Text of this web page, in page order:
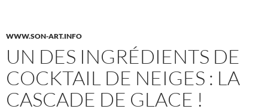
WWW.SON-ART.INFO
UN DES INGRÉDIENTS DE
COCKTAIL DE NEIGES : LA
CASCADE DE GLACE !